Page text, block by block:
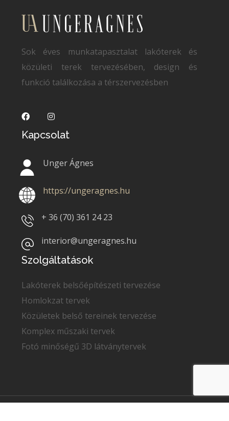
Sok éves munkatapasztalat lakóterek és
közületi terek tervezésében, design és
funkció találkozása a térszervezésben
Kapcsolat
Unger Ágnes
https://ungeragnes.hu
+ 36 (70)361 24 23
interior@ungeragnes.hu
Szolgáltatások
Lakóterek belsőépítészeti tervezése
Homlokzat tervek
Közületek belső tereinek tervezése
Komplex műszaki tervek
Fotó minőségű 3D látványtervek